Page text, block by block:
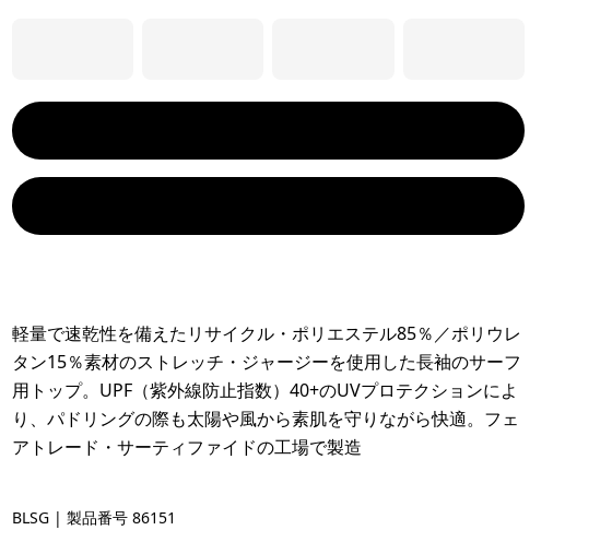
軽量で速乾性を備えたリサイクル・ポリエステル85％／ポリウレ
タン15％素材のストレッチ・ジャージーを使用した長袖のサーフ
用トップ。UPF（紫外線防止指数）40+のUVプロテクションによ
り、パドリングの際も太陽や風から素肌を守りながら快適。フェ
アトレード・サーティファイドの工場で製造
Blue Sage
BLSG | 製品番号 86151